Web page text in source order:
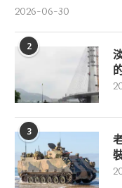
2026-06-30
2
3